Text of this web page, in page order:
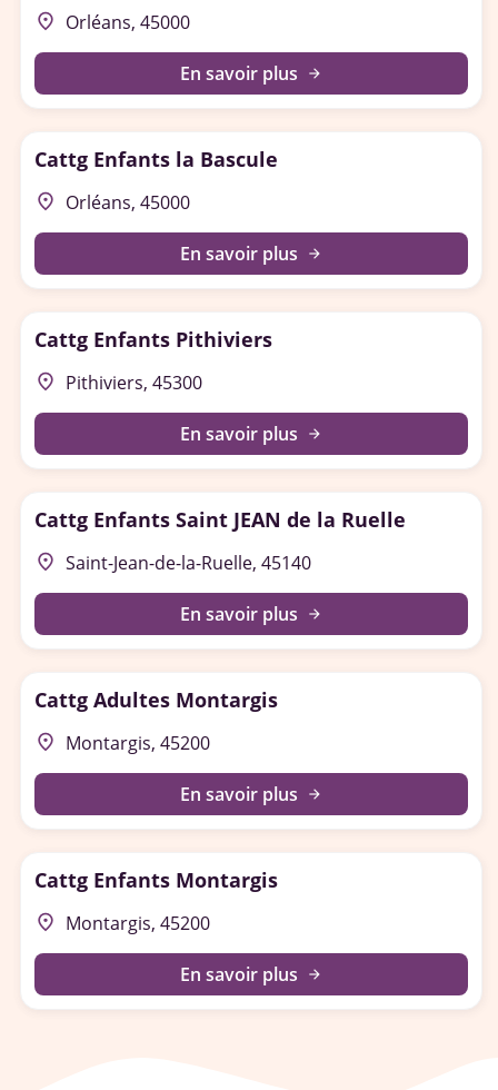
place Orléans, 45000
En savoir plus arrow_forward
Cattg Enfants la Bascule
place Orléans, 45000
En savoir plus arrow_forward
Cattg Enfants Pithiviers
place Pithiviers, 45300
En savoir plus arrow_forward
Cattg Enfants Saint JEAN de la Ruelle
place Saint-Jean-de-la-Ruelle, 45140
En savoir plus arrow_forward
Cattg Adultes Montargis
place Montargis, 45200
En savoir plus arrow_forward
Cattg Enfants Montargis
place Montargis, 45200
En savoir plus arrow_forward